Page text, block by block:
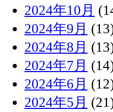
2024年10月
2024年9月
2024年8月
2024年7月
2024年6月
2024年5月